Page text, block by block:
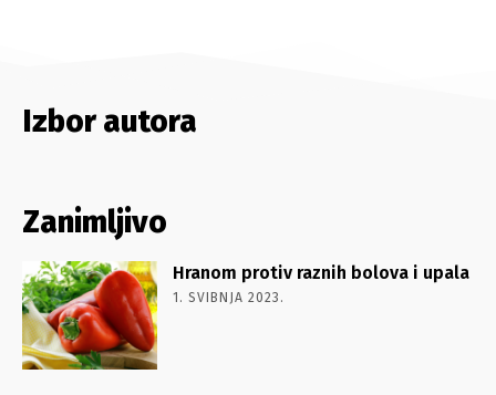
Izbor autora
Zanimljivo
Hranom protiv raznih bolova i upala
1. SVIBNJA 2023.